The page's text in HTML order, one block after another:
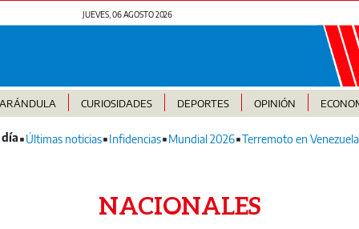
JUEVES, 06 AGOSTO 2026
CURIOSIDADES DEPORTES OPINIÓN
Últimas noticias Infidencias Mundial 2026 Terremoto en Venezuela
NACIONALES